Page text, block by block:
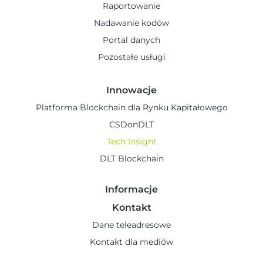
Raportowanie
Nadawanie kodów
Portal danych
Pozostałe usługi
Innowacje
Platforma Blockchain dla Rynku Kapitałowego
CSDonDLT
Tech Insight
DLT Blockchain
Informacje
Kontakt
Dane teleadresowe
Kontakt dla mediów